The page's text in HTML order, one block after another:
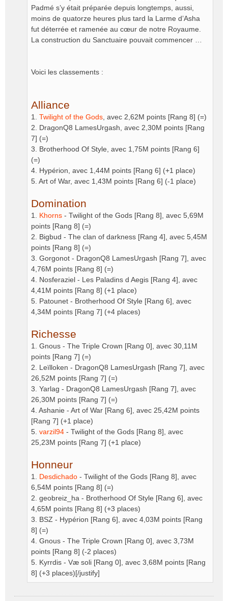
Padmé s’y était préparée depuis longtemps, aussi,
moins de quatorze heures plus tard la Larme d’Asha
fut déterrée et ramenée au cœur de notre Royaume.
La construction du Sanctuaire pouvait commencer …
Voici les classements :
Alliance
1. Twilight of the Gods , avec 2,62M points [Rang 8] (=)
2. DragonQ8 LamesUrgash, avec 2,30M points [Rang
7] (=)
3. Brotherhood Of Style, avec 1,75M points [Rang 6]
(=)
4. Hypérion, avec 1,44M points [Rang 6] (+1 place)
5. Art of War, avec 1,43M points [Rang 6] (-1 place)
Domination
1. Khorns - Twilight of the Gods [Rang 8], avec 5,69M
points [Rang 8] (=)
2. Bigbud - The clan of darkness [Rang 4], avec 5,45M
points [Rang 8] (=)
3. Gorgonot - DragonQ8 LamesUrgash [Rang 7], avec
4,76M points [Rang 8] (=)
4. Nosferaziel - Les Paladins d Aegis [Rang 4], avec
4,41M points [Rang 8] (+1 place)
5. Patounet - Brotherhood Of Style [Rang 6], avec
4,34M points [Rang 7] (+4 places)
Richesse
1. Gnous - The Triple Crown [Rang 0], avec 30,11M
points [Rang 7] (=)
2. Leïlloken - DragonQ8 LamesUrgash [Rang 7], avec
26,52M points [Rang 7] (=)
3. Yarlag - DragonQ8 LamesUrgash [Rang 7], avec
26,30M points [Rang 7] (=)
4. Ashanie - Art of War [Rang 6], avec 25,42M points
[Rang 7] (+1 place)
5. varzil94 - Twilight of the Gods [Rang 8], avec
25,23M points [Rang 7] (+1 place)
Honneur
1. Desdichado - Twilight of the Gods [Rang 8], avec
6,54M points [Rang 8] (=)
2. geobreiz_ha - Brotherhood Of Style [Rang 6], avec
4,65M points [Rang 8] (+3 places)
3. BSZ - Hypérion [Rang 6], avec 4,03M points [Rang
8] (=)
4. Gnous - The Triple Crown [Rang 0], avec 3,73M
points [Rang 8] (-2 places)
5. Kyrrdis - Væ soli [Rang 0], avec 3,68M points [Rang
8] (+3 places)[/justify]